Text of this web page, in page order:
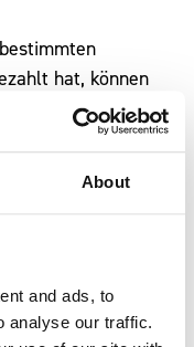
About
and ads, to
analyse our traffic.
hat, können
einfach
mit Ihrem
Ihren Kunden.